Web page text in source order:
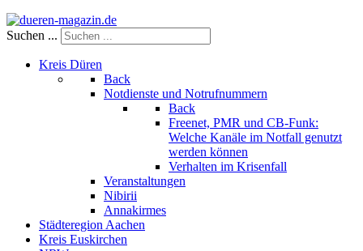
Suchen ...
Kreis Düren
Back
Notdienste und Notrufnummern
Back
Freenet, PMR und CB-Funk:
Welche Kanäle im Notfall genutzt
werden können
Verhalten im Krisenfall
Veranstaltungen
Nibirii
Annakirmes
Städteregion Aachen
Kreis Euskirchen